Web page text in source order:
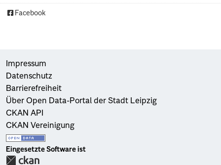
Facebook
Impressum
Datenschutz
Barrierefreiheit
Über Open Data-Portal der Stadt Leipzig
CKAN API
CKAN Vereinigung
Eingesetzte Software ist